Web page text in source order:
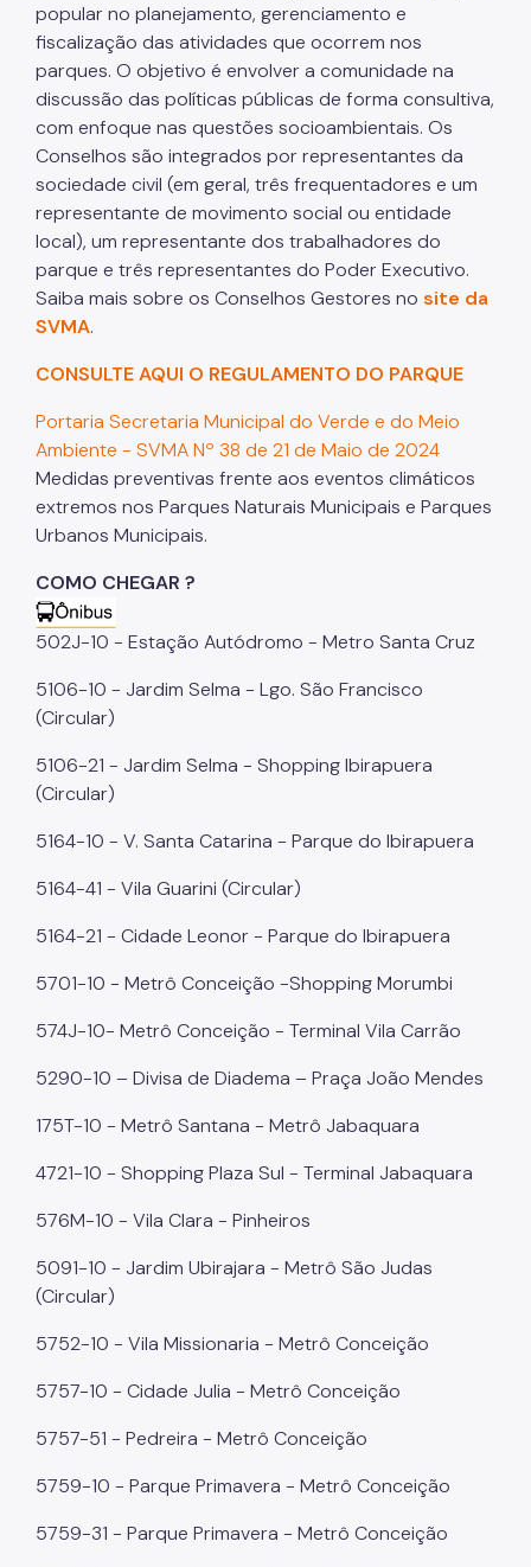
popular no planejamento, gerenciamento e
fiscalização das atividades que ocorrem nos
parques. O objetivo é envolver a comunidade na
discussão das políticas públicas de forma consultiva,
com enfoque nas questões socioambientais. Os
Conselhos são integrados por representantes da
sociedade civil (em geral, três frequentadores e um
representante de movimento social ou entidade
local), um representante dos trabalhadores do
parque e três representantes do Poder Executivo.
Saiba mais sobre os Conselhos Gestores no site da
SVMA.
CONSULTE AQUI O REGULAMENTO DO PARQUE
Portaria Secretaria Municipal do Verde e do Meio
Ambiente - SVMA Nº 38 de 21 de Maio de 2024
Medidas preventivas frente aos eventos climáticos
extremos nos Parques Naturais Municipais e Parques
Urbanos Municipais.
COMO CHEGAR ?
502J-10 - Estação Autódromo - Metro Santa Cruz
5106-10 - Jardim Selma - Lgo. São Francisco
(Circular)
5106-21 - Jardim Selma - Shopping Ibirapuera
(Circular)
5164-10 - V. Santa Catarina - Parque do Ibirapuera
5164-41 - Vila Guarini (Circular)
5164-21 - Cidade Leonor - Parque do Ibirapuera
5701-10 - Metrô Conceição -Shopping Morumbi
574J-10- Metrô Conceição - Terminal Vila Carrão
5290-10 – Divisa de Diadema – Praça João Mendes
175T-10 - Metrô Santana - Metrô Jabaquara
4721-10 - Shopping Plaza Sul - Terminal Jabaquara
576M-10 - Vila Clara - Pinheiros
5091-10 - Jardim Ubirajara - Metrô São Judas
(Circular)
5752-10 - Vila Missionaria - Metrô Conceição
5757-10 - Cidade Julia - Metrô Conceição
5757-51 - Pedreira - Metrô Conceição
5759-10 - Parque Primavera - Metrô Conceição
5759-31 - Parque Primavera - Metrô Conceição